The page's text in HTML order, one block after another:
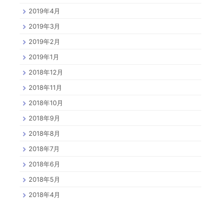
2019年4月
2019年3月
2019年2月
2019年1月
2018年12月
2018年11月
2018年10月
2018年9月
2018年8月
2018年7月
2018年6月
2018年5月
2018年4月